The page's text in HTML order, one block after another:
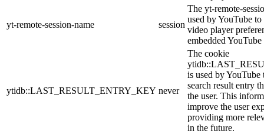
yt-remote-session-name session
The yt-remote-
used by YouTube to
video player
embedded
ytidb::LAST_RESULT_ENTRY_KEY never
The cookie
is used by YouTube
search result entry
the user. This
improve the user
providing more
in the future.